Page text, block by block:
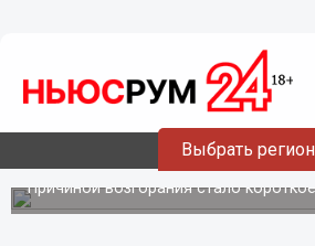
Выбрать регион
Автосалон Chery горел на
Комсомольском шоссе в
Причиной возгорания стало